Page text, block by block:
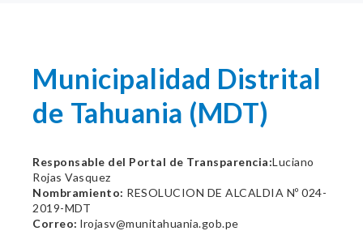
Municipalidad Distrital
de Tahuania (MDT)
Responsable del Portal de Transparencia:Luciano
Rojas Vasquez
Nombramiento: RESOLUCION DE ALCALDIA Nº 024-
2019-MDT
Correo: lrojasv@munitahuania.gob.pe